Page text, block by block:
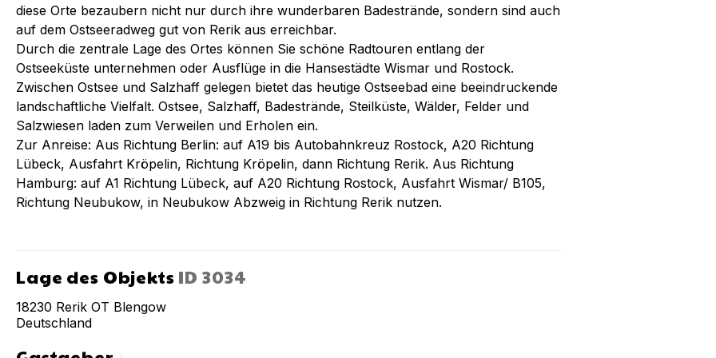
diese Orte bezaubern nicht nur durch ihre wunderbaren Badestrände, sondern sind auch
auf dem Ostseeradweg gut von Rerik aus erreichbar.
Durch die zentrale Lage des Ortes können Sie schöne Radtouren entlang der
Ostseeküste unternehmen oder Ausflüge in die Hansestädte Wismar und Rostock.
Zwischen Ostsee und Salzhaff gelegen bietet das heutige Ostseebad eine beeindruckende
landschaftliche Vielfalt. Ostsee, Salzhaff, Badestrände, Steilküste, Wälder, Felder und
Salzwiesen laden zum Verweilen und Erholen ein.
Zur Anreise: Aus Richtung Berlin: auf A19 bis Autobahnkreuz Rostock, A20 Richtung
Lübeck, Ausfahrt Kröpelin, Richtung Kröpelin, dann Richtung Rerik. Aus Richtung
Hamburg: auf A1 Richtung Lübeck, auf A20 Richtung Rostock, Ausfahrt Wismar/ B105,
Richtung Neubukow, in Neubukow Abzweig in Richtung Rerik nutzen.
Lage des Objekts ID3034
18230 Rerik OT Blengow
Deutschland